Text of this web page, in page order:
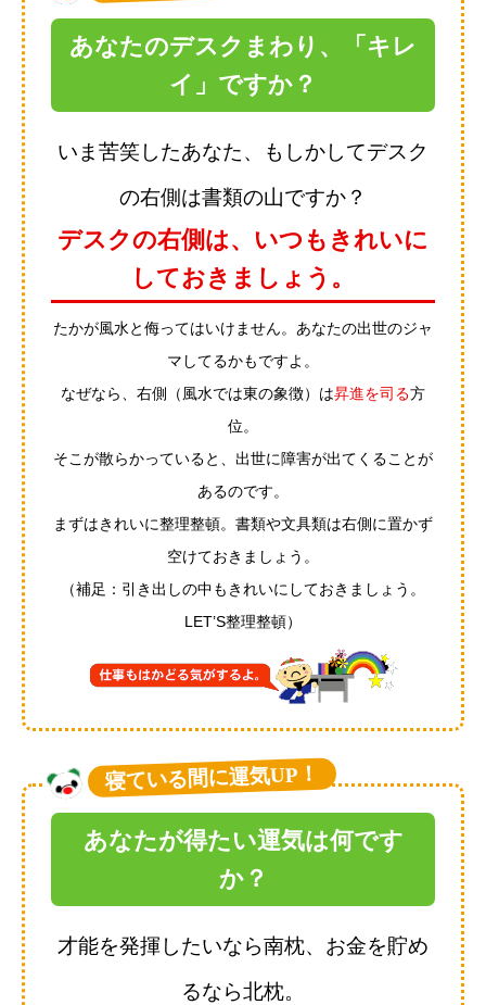
あなたのデスクまわり、「キレ
イ」ですか？
いま苦笑したあなた、もしかしてデスク
の右側は書類の山ですか？
デスクの右側は、いつもきれいに
しておきましょう。
たかが風水と侮ってはいけません。あなたの出世のジャ
マしてるかもですよ。
なぜなら、右側（風水では東の象徴）は昇進を司る方
位。
そこが散らかっていると、出世に障害が出てくることが
あるのです。
まずはきれいに整理整頓。書類や文具類は右側に置かず
空けておきましょう。
（補足：引き出しの中もきれいにしておきましょう。
LET’S整理整頓）
寝ている間に運気UP！
あなたが得たい運気は何です
か？
才能を発揮したいなら南枕、お金を貯め
るなら北枕。